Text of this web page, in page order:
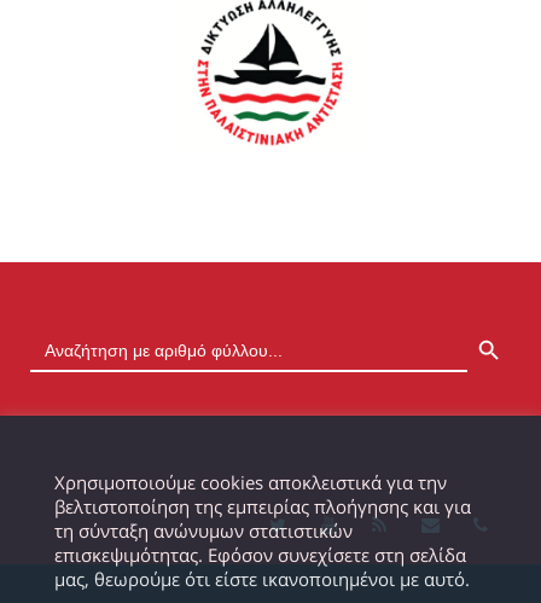
Χρησιμοποιούμε cookies αποκλειστικά για την
βελτιστοποίηση της εμπειρίας πλοήγησης και για
τη σύνταξη ανώνυμων στατιστικών
επισκεψιμότητας. Εφόσον συνεχίσετε στη σελίδα
μας, θεωρούμε ότι είστε ικανοποιημένοι με αυτό.